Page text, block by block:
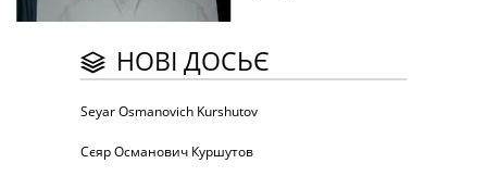
НОВІ ДОСЬЄ
Seyar Osmanovich Kurshutov
Сєяр Османович Куршутов